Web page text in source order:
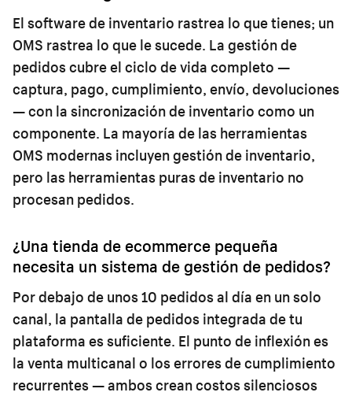
El software de inventario rastrea lo que tienes; un
OMS rastrea lo que le sucede. La gestión de
pedidos cubre el ciclo de vida completo —
captura, pago, cumplimiento, envío, devoluciones
— con la sincronización de inventario como un
componente. La mayoría de las herramientas
OMS modernas incluyen gestión de inventario,
pero las herramientas puras de inventario no
procesan pedidos.
¿Una tienda de ecommerce pequeña
necesita un sistema de gestión de pedidos?
Por debajo de unos 10 pedidos al día en un solo
canal, la pantalla de pedidos integrada de tu
plataforma es suficiente. El punto de inflexión es
la venta multicanal o los errores de cumplimiento
recurrentes — ambos crean costos silenciosos